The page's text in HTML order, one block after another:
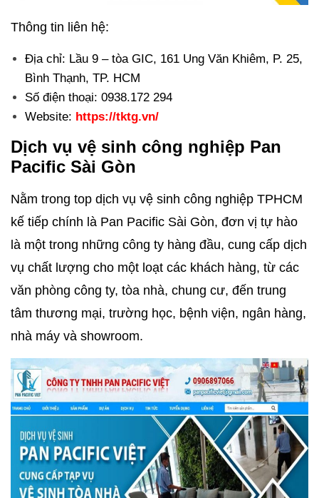
Thông tin liên hệ:
Địa chỉ: Lầu 9 – tòa GIC, 161 Ung Văn Khiêm, P. 25,
Bình Thạnh, TP. HCM
Số điện thoại: 0938.172 294
Website: https://tktg.vn/
Dịch vụ vệ sinh công nghiệp Pan
Pacific Sài Gòn
Nằm trong top dịch vụ vệ sinh công nghiệp TPHCM
kế tiếp chính là Pan Pacific Sài Gòn, đơn vị tự hào
là một trong những công ty hàng đầu, cung cấp dịch
vụ chất lượng cho một loạt các khách hàng, từ các
văn phòng công ty, tòa nhà, chung cư, đến trung
tâm thương mại, trường học, bệnh viện, ngân hàng,
nhà máy và showroom.